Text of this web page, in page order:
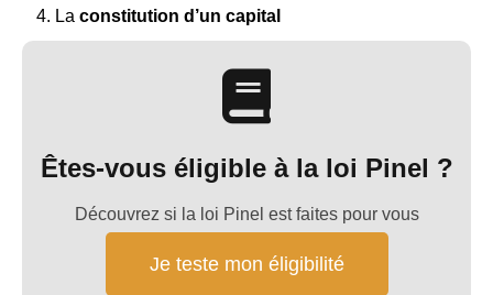
La constitution d’un capital
Êtes-vous éligible à la loi Pinel ?
Découvrez si la loi Pinel est faites pour vous
Je teste mon éligibilité